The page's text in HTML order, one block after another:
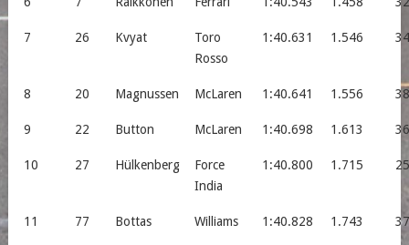
7 26 Kvyat
Toro
Rosso
1:40.631 1.546 34
8 20 Magnussen McLaren 1:40.641 1.556 38
9 22 Button McLaren 1:40.698 1.613 36
10 27 Hülkenberg
Force
India
1:40.800 1.715 25
11 77 Bottas Williams 1:40.828 1.743 37